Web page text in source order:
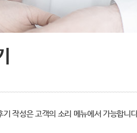
작성은 고객의 소리 메뉴에서 가능합니